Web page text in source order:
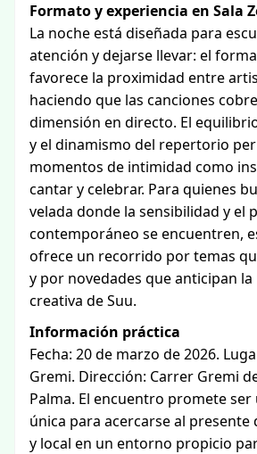
Formato y experiencia en Sala
La noche está diseñada para
atención y dejarse llevar: el
favorece la proximidad entre
haciendo que las canciones
dimensión en directo. El
y el dinamismo del repertorio
momentos de intimidad como
cantar y celebrar. Para quienes
velada donde la sensibilidad y el
contemporáneo se encuentren,
ofrece un recorrido por temas
y por novedades que anticipan la
creativa de Suu.
Información práctica
Fecha: 20 de marzo de 2026.
Gremi. Dirección: Carrer Gremi
Palma. El encuentro promete ser
única para acercarse al presente
y local en un entorno propicio